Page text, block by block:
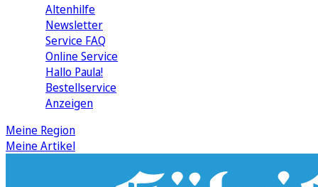
Altenhilfe
Newsletter
Service FAQ
Online Service
Hallo Paula!
Bestellservice
Anzeigen
Meine Region
Meine Artikel